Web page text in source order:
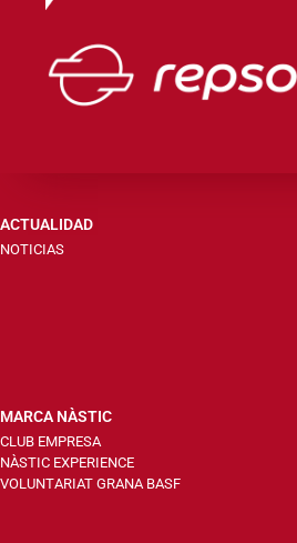
ACTUALIDAD
NOTICIAS
MARCA NÀSTIC
CLUB EMPRESA
NÀSTIC EXPERIENCE
VOLUNTARIAT GRANA BASF